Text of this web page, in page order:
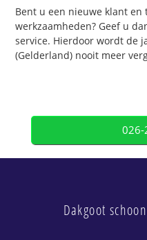
Bent u een nieuwe klant en
werkzaamheden? Geef u
service. Hierdoor wordt de
(Gelderland) nooit meer
026-
Dakgoot